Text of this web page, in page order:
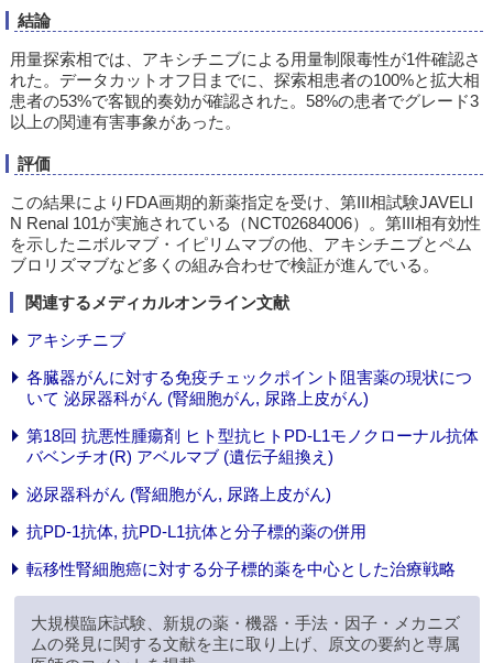
結論
用量探索相では、アキシチニブによる用量制限毒性が1件確認さ
れた。データカットオフ日までに、探索相患者の100%と拡大相
患者の53%で客観的奏効が確認された。58%の患者でグレード3
以上の関連有害事象があった。
評価
この結果によりFDA画期的新薬指定を受け、第III相試験JAVELI
N Renal 101が実施されている（NCT02684006）。第III相有効性
を示したニボルマブ・イピリムマブの他、アキシチニブとペム
ブロリズマブなど多くの組み合わせで検証が進んでいる。
関連するメディカルオンライン文献
アキシチニブ
各臓器がんに対する免疫チェックポイント阻害薬の現状につ
いて 泌尿器科がん (腎細胞がん, 尿路上皮がん)
第18回 抗悪性腫瘍剤 ヒト型抗ヒトPD-L1モノクローナル抗体
バベンチオ(R) アベルマブ (遺伝子組換え)
泌尿器科がん (腎細胞がん, 尿路上皮がん)
抗PD-1抗体, 抗PD-L1抗体と分子標的薬の併用
転移性腎細胞癌に対する分子標的薬を中心とした治療戦略
大規模臨床試験、新規の薬・機器・手法・因子・メカニズ
ムの発見に関する文献を主に取り上げ、原文の要約と専属